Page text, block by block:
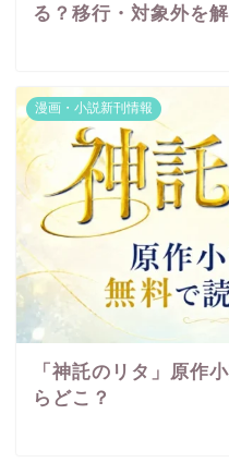
る？移行・対象外を
漫画・小説新刊情報
「神託のリタ」原作
らどこ？